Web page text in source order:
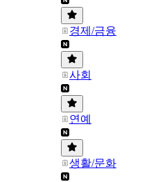
경제/금융
사회
연예
생활/문화